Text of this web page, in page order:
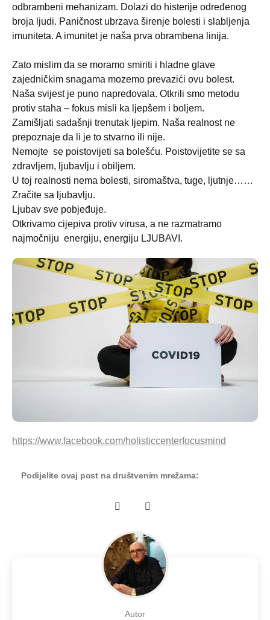
odbrambeni mehanizam. Dolazi do histerije određenog
broja ljudi. Paničnost ubrzava širenje bolesti i slabljenja
imuniteta. A imunitet je naša prva obrambena linija.
Zato mislim da se moramo smiriti i hladne glave
zajedničkim snagama mozemo prevazići ovu bolest.
Naša svijest je puno napredovala. Otkrili smo metodu
protiv staha – fokus misli ka ljepšem i boljem.
Zamišljati sadašnji trenutak ljepim. Naša realnost ne
prepoznaje da li je to stvarno ili nije.
Nemojte se poistovijeti sa bolešću. Poistovijetite se sa
zdravljem, ljubavlju i obiljem.
U toj realnosti nema bolesti, siromaštva, tuge, ljutnje……
Zračite sa ljubavlju.
Ljubav sve pobjeđuje.
Otkrivamo cijepiva protiv virusa, a ne razmatramo
najmočniju energiju, energiju LJUBAVI.
https://www.facebook.com/holisticcenterfocusmind
Podijelite ovaj post na društvenim mrežama:
Autor